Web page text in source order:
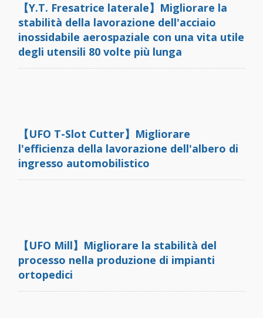
【Y.T. Fresatrice laterale】Migliorare la
stabilità della lavorazione dell'acciaio
inossidabile aerospaziale con una vita utile
degli utensili 80 volte più lunga
【UFO T-Slot Cutter】Migliorare
l'efficienza della lavorazione dell'albero di
ingresso automobilistico
【UFO Mill】Migliorare la stabilità del
processo nella produzione di impianti
ortopedici